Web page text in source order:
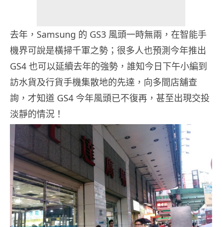
去年，Samsung 的 GS3 風頭一時無兩，在智能手
機界可說是橫掃千軍之勢；很多人也預測今年推出
GS4 也可以延續去年的強勢，誰知今日下午小編到
訪水貨及行貨手機集散地的先達，向多間店舖查
詢，才知道 GS4 今年風頭已不復再，甚至出現交投
淡靜的情況！